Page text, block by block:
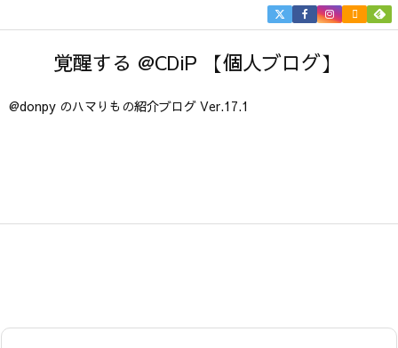
覚醒する @CDiP 【個人ブログ】
@donpy のハマりもの紹介ブログ Ver.17.1

